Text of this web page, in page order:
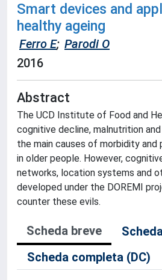
Smart devices and
healthy ageing
Ferro E; Parodi O
2016
Abstract
The UCD Institute of Food and
cognitive decline, malnutrition
the main causes of morbidity
in older people. However,
networks, location systems and
developed under the DOREMI
counter these evils.
Scheda breve
Scheda completa (DC)